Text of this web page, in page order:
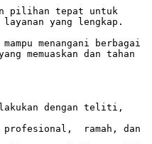
pilihan tepat untuk
layanan yang lengkap.
menangani berbagai
memuaskan dan tahan
dengan teliti,
profesional,  ramah, dan